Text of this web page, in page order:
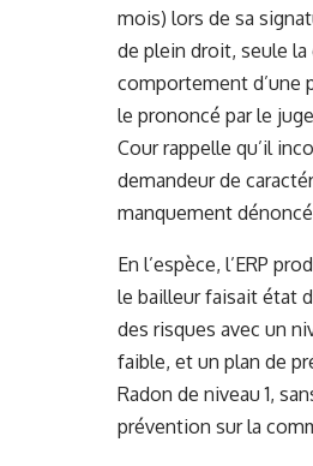
mois) lors de sa
de plein droit, seule la
comportement d’une
le prononcé par le
Cour rappelle qu’il
demandeur de
manquement
En l’espèce, l’ERP
le bailleur faisait état
des risques avec un
faible, et un plan de
Radon de niveau 1,
prévention sur la